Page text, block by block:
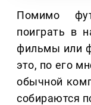
Помимо
поиграть в
фильмы или
это, по его
обычной
собираются